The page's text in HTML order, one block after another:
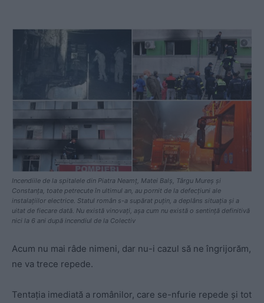
Incendiile de la spitalele din Piatra Neamț, Matei Balș, Târgu Mureș și
Constanța, toate petrecute în ultimul an, au pornit de la defecțiuni ale
instalațiilor electrice. Statul român s-a supărat puțin, a deplâns situația și a
uitat de fiecare dată. Nu există vinovați, așa cum nu există o sentință definitivă
nici la 6 ani după incendiul de la Colectiv
Acum nu mai râde nimeni, dar nu-i cazul să ne îngrijorăm,
ne va trece repede.
Tentația imediată a românilor, care se-nfurie repede și tot